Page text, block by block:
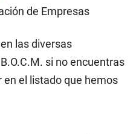
de Empresas
las diversas
si no encuentras
el listado que hemos